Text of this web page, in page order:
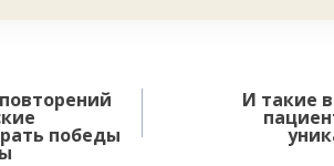
победы
И такие